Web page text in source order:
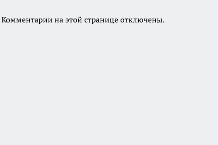
Комментарии на этой странице отключены.